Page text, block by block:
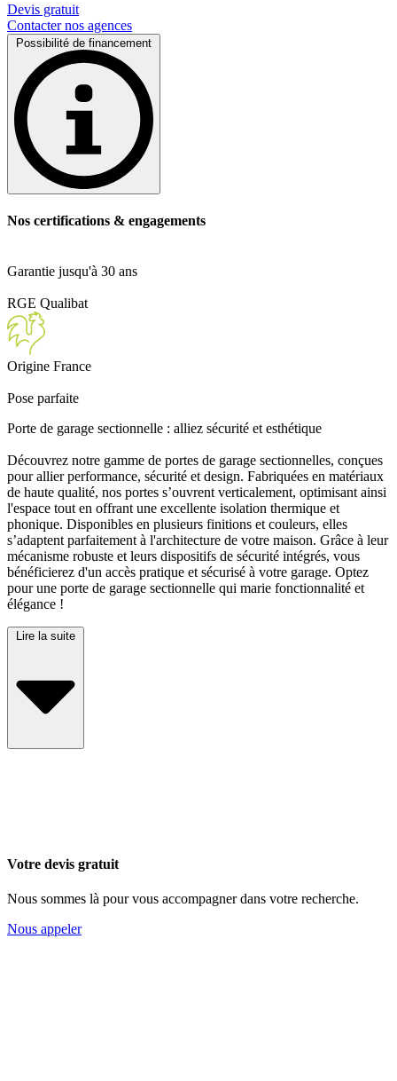
Devis gratuit
Contacter nos agences
Possibilité de financement
Nos certifications & engagements
Garantie jusqu'à 30 ans
RGE Qualibat
Origine France
Pose parfaite
Porte de garage sectionnelle : alliez sécurité et esthétique
Découvrez notre gamme de portes de garage sectionnelles, conçues
pour allier performance, sécurité et design. Fabriquées en matériaux
de haute qualité, nos portes s’ouvrent verticalement, optimisant ainsi
l'espace tout en offrant une excellente isolation thermique et
phonique. Disponibles en plusieurs finitions et couleurs, elles
s’adaptent parfaitement à l'architecture de votre maison. Grâce à leur
mécanisme robuste et leurs dispositifs de sécurité intégrés, vous
bénéficierez d'un accès pratique et sécurisé à votre garage. Optez
pour une porte de garage sectionnelle qui marie fonctionnalité et
élégance !
Lire la suite
Votre devis gratuit
Nous sommes là pour vous accompagner dans votre recherche.
Nous appeler